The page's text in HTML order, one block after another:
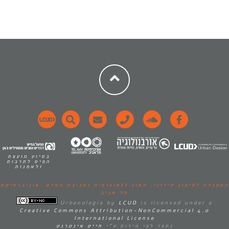
בסיוע מועצת
הפיס לתרבות
ולאמנות
המעבדה לעיצוב עירוני, החוג לגאוגרפיה וסביבת האדם.
אוניברסיטת
תל אביב
Urbanologia by LCUD
is licensed under a
Creative Commons Attribution-NonCommercial 4.0
International License
נתפר לפי מידות ע"י
חייט אינטרנט